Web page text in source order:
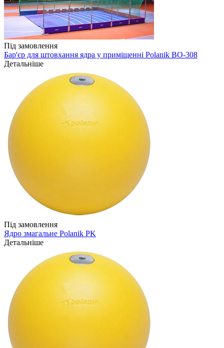
Під замовлення
Бар'єр для штовхання ядра у приміщенні Polanik BO-308
Детальніше
Під замовлення
Ядро змагальне Polanik PK
Детальніше